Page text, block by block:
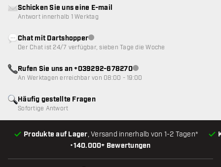
•140.000+ Bewertungen
Produkte auf Lager, Versand innerhalb von 1-2 Tagen*
Häufig gestellte Fragen
Sofortige Antwort
Schicken Sie uns eine E-mail
Antwort innerhalb 1 Werktag
Chat mit DartshopperKundenservice nicht verfügbar
Der Chat ist 24/7 verfügbar, sieben Tage die Woche
Rufen Sie uns an +039292-678270Kundenservice nicht
An Werktagen erreichbar von 08:00 - 19:00